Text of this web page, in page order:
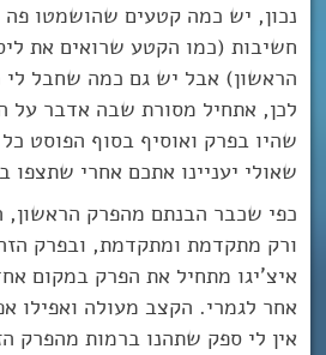
נכון, יש כמה קטעים שהושמטו
חשיבות (כמו הקטע שרואים את
הראשון) אבל יש גם כמה שחבל
לכן, אתחיל מסורת שבה אדבר על
שהיו בפרק ואוסיף בסוף הפוסט
שאולי יעניינו אתכם אחרי שתצפו
כפי שכבר הבנתם מהפרק הראשון,
ורק מתקדמת ומתקדמת, ובפרק
איצ’יגו מתחיל את הפרק במקום
אחר לגמרי. הקצב מעולה ואפילו
אין לי ספק שתהנו ברמות מהפרק